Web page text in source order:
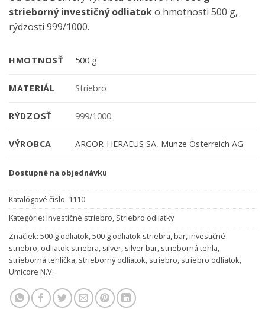
strieborný investičný odliatoko hmotnosti 500 g,
rýdzosti 999/1000.
HMOTNOSŤ 500 g
MATERIÁL Striebro
RÝDZOSŤ 999/1000
VÝROBCA ARGOR-HERAEUS SA, Münze Österreich AG
Dostupné na objednávku
Katalógové číslo: 1110
Kategórie: Investičné striebro, Striebro odliatky
Značiek: 500 g odliatok,500 g odliatok striebra,bar,investičné
striebro, odliatok striebra, silver, silver bar, strieborná tehla,
strieborná tehlička, strieborný odliatok, striebro, striebro odliatok,
Umicore N.V.